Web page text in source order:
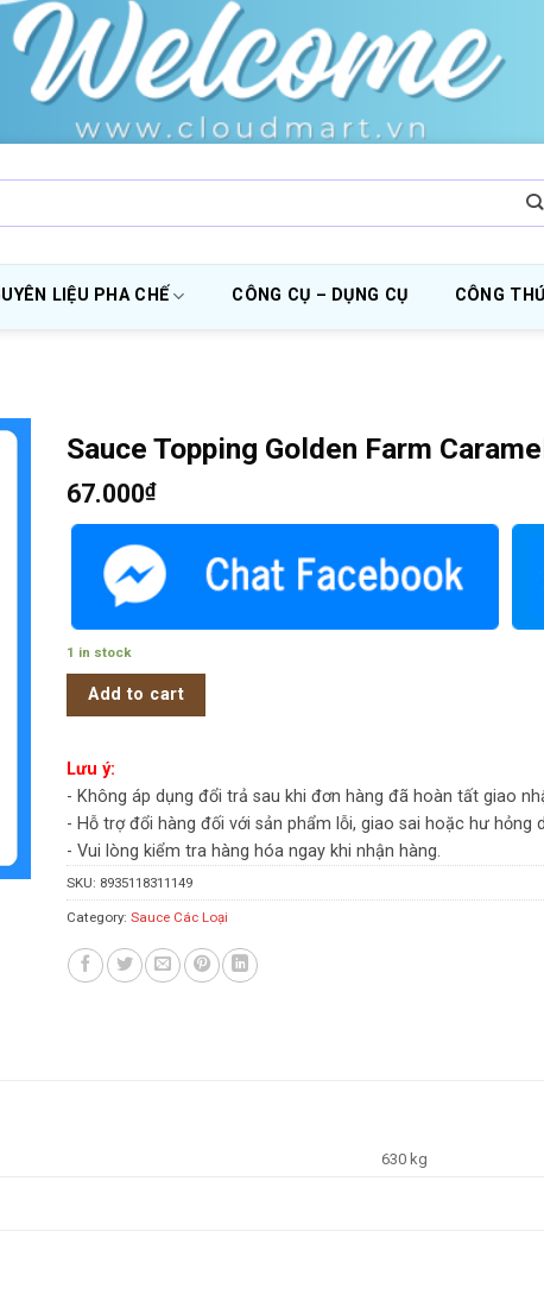
LIỆU PHA CHẾ CÔNG CỤ – DỤNG CỤ CÔNG
Sauce Topping Golden Farm
67.000₫
1 in stock
Add to cart
Lưu ý:
- Không áp dụng đổi trả sau khi đơn hàng đã hoàn tất giao
- Hỗ trợ đổi hàng đối với sản phẩm lỗi, giao sai hoặc hư hỏng
- Vui lòng kiểm tra hàng hóa ngay khi nhận hàng.
SKU: 8935118311149
Category: Sauce Các Loại
630 kg